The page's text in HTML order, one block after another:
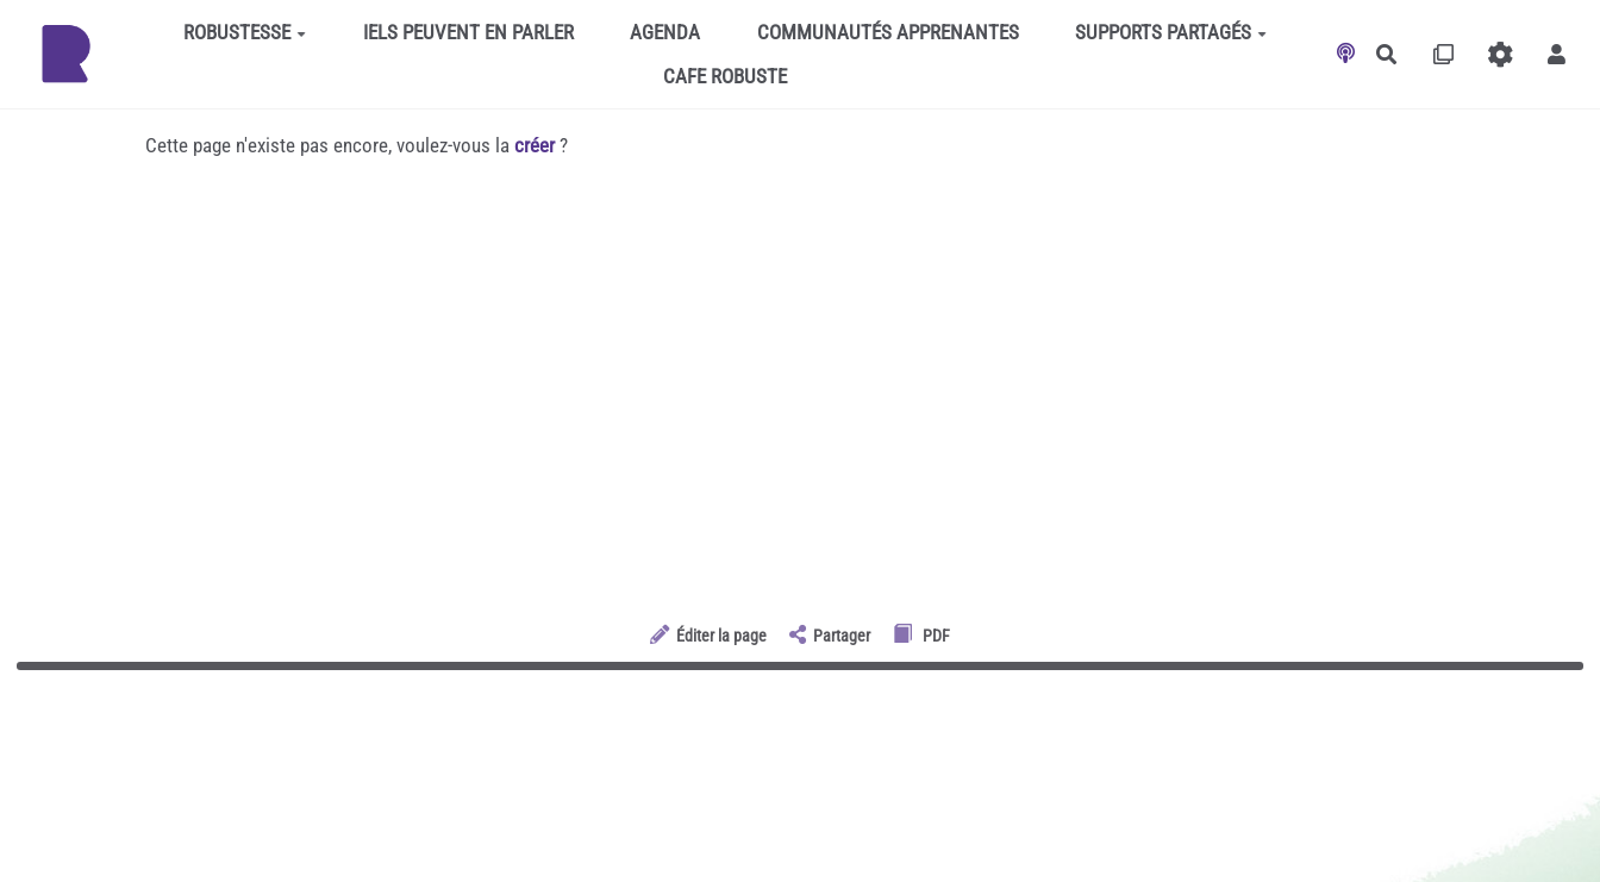
Aller au contenu principalROBUSTESSE IELS PEUVENT EN PARLER AGENDA COMMUNAUTÉS APPRENANTES
SUPPORTS PARTAGÉS
CAFE ROBUSTE
Rechercher
Cette page n'existe pas encore, voulez-vous la créer?
Éditer la page Partager PDF